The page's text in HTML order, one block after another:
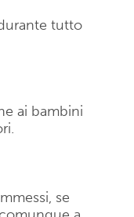
tutto
ai bambini
se